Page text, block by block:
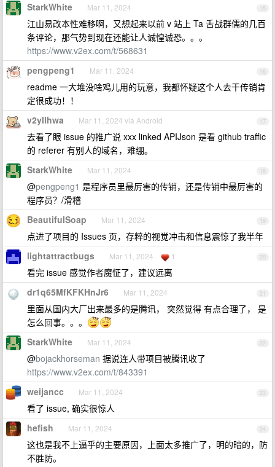
15
StarkWhite Mar 11, 2024
江山易改本性难移啊，又想起来以前 v 站上 Ta 舌战群儒的几百
条评论，那气势到现在还能让人诚惶诚恐。。。
https://www.v2ex.com/t/568631
16
pengpeng1 Mar 11, 2024
readme 一大堆没啥鸡儿用的玩意，我都怀疑这个人去干传销肯
定很成功！！
17
v2yllhwa Mar 11, 2024 via Android
去看了眼 issue 的推广说 xxx linked APIJson 是看 github traffic
的 referer 有别人的域名，难绷。
18
StarkWhite Mar 11, 2024
@pengpeng1 是程序员里最厉害的传销，还是传销中最厉害的
程序员？/滑稽
19
BeautifulSoap Mar 11, 2024
点进了项目的 Issues 页，存粹的视觉冲击和信息震惊了我半年
20
lightattractbugs Mar 11, 2024 1
看完 issue 感觉作者魔怔了，建议远离
21
dr1q65MfKFKHnJr6 Mar 11, 2024
里面从国内大厂出来最多的是腾讯， 突然觉得 有点合理了， 是
怎么回事。。。
22
StarkWhite Mar 11, 2024
@bojackhorseman 据说连人带项目被腾讯收了
https://www.v2ex.com/t/843391
23
weijancc Mar 11, 2024
看了 issue, 确实很惊人
24
hefish Mar 11, 2024
这也是我不上逼乎的主要原因，上面太多推广了，明的暗的，防
不胜防。